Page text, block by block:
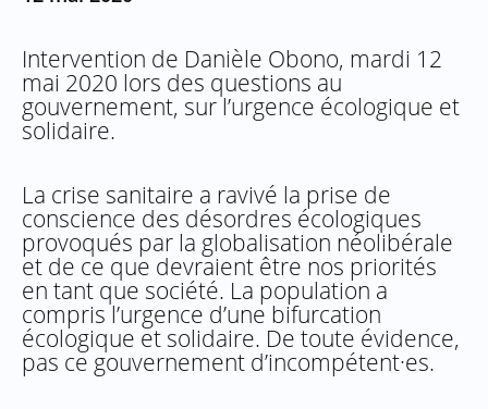
Intervention de Danièle Obono, mardi 12
mai 2020 lors des questions au
gouvernement, sur l’urgence écologique et
solidaire.
La crise sanitaire a ravivé la prise de
conscience des désordres écologiques
provoqués par la globalisation néolibérale
et de ce que devraient être nos priorités
en tant que société. La population a
compris l’urgence d’une bifurcation
écologique et solidaire. De toute évidence,
pas ce gouvernement d’incompétent·es.